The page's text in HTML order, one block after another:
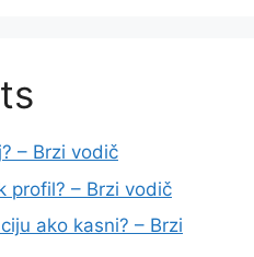
– Brzi vodič
profil? – Brzi vodič
ako kasni? – Brzi